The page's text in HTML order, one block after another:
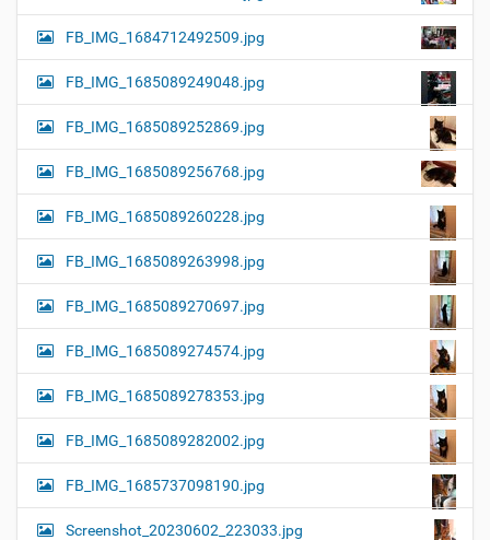
FB_IMG_1684712492509.jpg
FB_IMG_1685089249048.jpg
FB_IMG_1685089252869.jpg
FB_IMG_1685089256768.jpg
FB_IMG_1685089260228.jpg
FB_IMG_1685089263998.jpg
FB_IMG_1685089270697.jpg
FB_IMG_1685089274574.jpg
FB_IMG_1685089278353.jpg
FB_IMG_1685089282002.jpg
FB_IMG_1685737098190.jpg
Screenshot_20230602_223033.jpg